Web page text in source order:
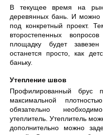
В текущее время на
деревянных бань. И можно
под конкретный проект.
второстепенных
площадку будет
останется просто, как
баньку.
Утепление швов
Профилированный брус
максимальной
обязательно
утеплитель. Утеплитель
дополнительно можно